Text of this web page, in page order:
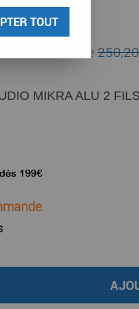
votre avis
au lieu de 250,20
MIKRA ALU 2
TOUT